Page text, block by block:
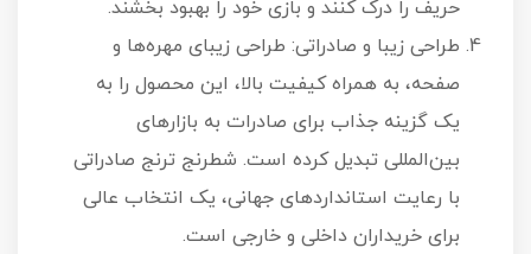
حریف را درک کنند و بازی خود را بهبود بخشند.
طراحی زیبا و صادراتی: طراحی زیبای مهره‌ها و
صفحه، به همراه کیفیت بالا، این محصول را به
یک گزینه جذاب برای صادرات به بازارهای
بین‌المللی تبدیل کرده است. شطرنج ترنج صادراتی
با رعایت استانداردهای جهانی، یک انتخاب عالی
برای خریداران داخلی و خارجی است.